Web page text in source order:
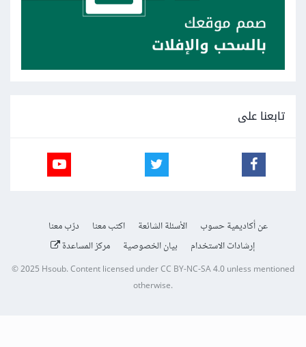
تابعنا على
عن أكاديمية حسوب الأسئلة الشائعة اكتب معنا
درّب معنا
إرشادات الاستخدام
بيان الخصوصية مركز المساعدة
© 2025 Hsoub.Content licensed underCC BY-NC-SA 4.0unless mentioned
otherwise.